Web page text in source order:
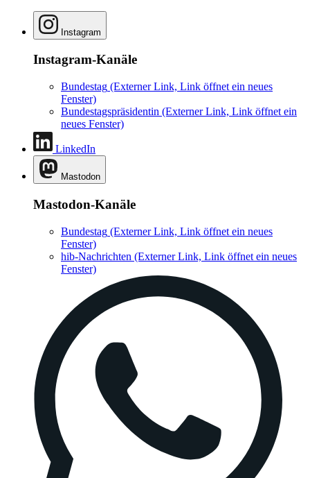
Instagram
Instagram-Kanäle
Bundestag (Externer Link, Link öffnet ein neues
Fenster)
Bundestagspräsidentin (Externer Link, Link öffnet ein
neues Fenster)
LinkedIn
Mastodon
Mastodon-Kanäle
Bundestag (Externer Link, Link öffnet ein neues
Fenster)
hib-Nachrichten (Externer Link, Link öffnet ein neues
Fenster)